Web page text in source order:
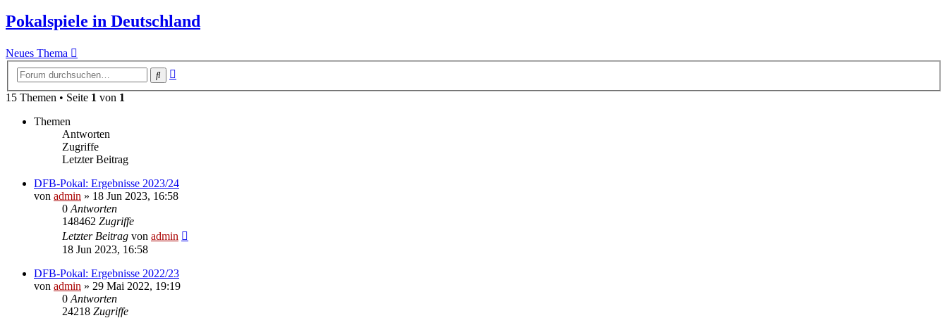
Pokalspiele in Deutschland
Neues Thema
Suche
15 Themen • Seite 1 von 1
Themen
Antworten
Zugriffe
Letzter Beitrag
DFB-Pokal: Ergebnisse 2023/24
von admin » 18 Jun 2023, 16:58
0 Antworten
148462 Zugriffe
Letzter Beitrag von admin
18 Jun 2023, 16:58
DFB-Pokal: Ergebnisse 2022/23
von admin » 29 Mai 2022, 19:19
0 Antworten
24218 Zugriffe